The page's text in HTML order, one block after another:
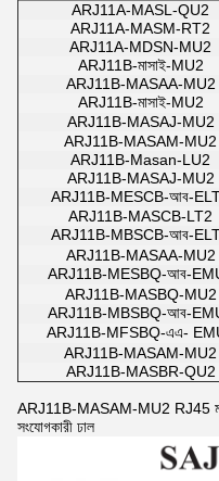
ARJ11A-MASL-QU2
ARJ11A-MASM-RT2
ARJ11A-MDSN-MU2
ARJ11B-মাসাই-MU2
ARJ11B-MASAA-MU2
ARJ11B-মাসাই-MU2
ARJ11B-MASAJ-MU2
ARJ11B-MASAM-MU2
ARJ11B-Masan-LU2
ARJ11B-MASAJ-MU2
ARJ11B-MESCB-আব-
ARJ11B-MASCB-LT2
ARJ11B-MBSCB-আব-
ARJ11B-MASAA-MU2
ARJ11B-MESBQ-আব-
ARJ11B-MASBQ-MU2
ARJ11B-MBSBQ-আব-
ARJ11B-MFSBQ-এএ-
ARJ11B-MASAM-MU2
ARJ11B-MASBR-QU2
ARJ11B-MASAM-MU2 RJ45
সংযোগকারী ঢাল